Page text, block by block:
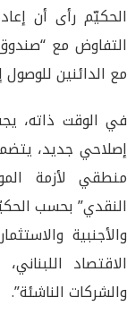
الحكيّم رأى أن
التفاوض مع
مع الدائنين
في الوقت ذاته،
إصلاحي جديد،
منطقي لأزمة
النقدي” بحسب
والأجنبية
الاقتصاد
والشركات الناشئة”.